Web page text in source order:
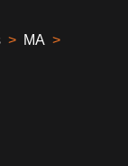
> MA >